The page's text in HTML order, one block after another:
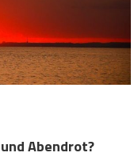
Abendrot?